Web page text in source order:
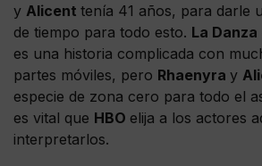
y Alicent tenía 41 años, para darle
de tiempo para todo esto. La
es una historia complicada con
partes móviles, pero Rhaenyra y
especie de zona cero para todo el
es vital que HBO elija a los actores
interpretarlos.